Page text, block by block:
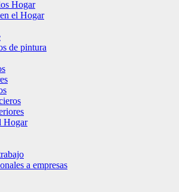
Hogar
el Hogar
de pintura
Hogar
a empresas